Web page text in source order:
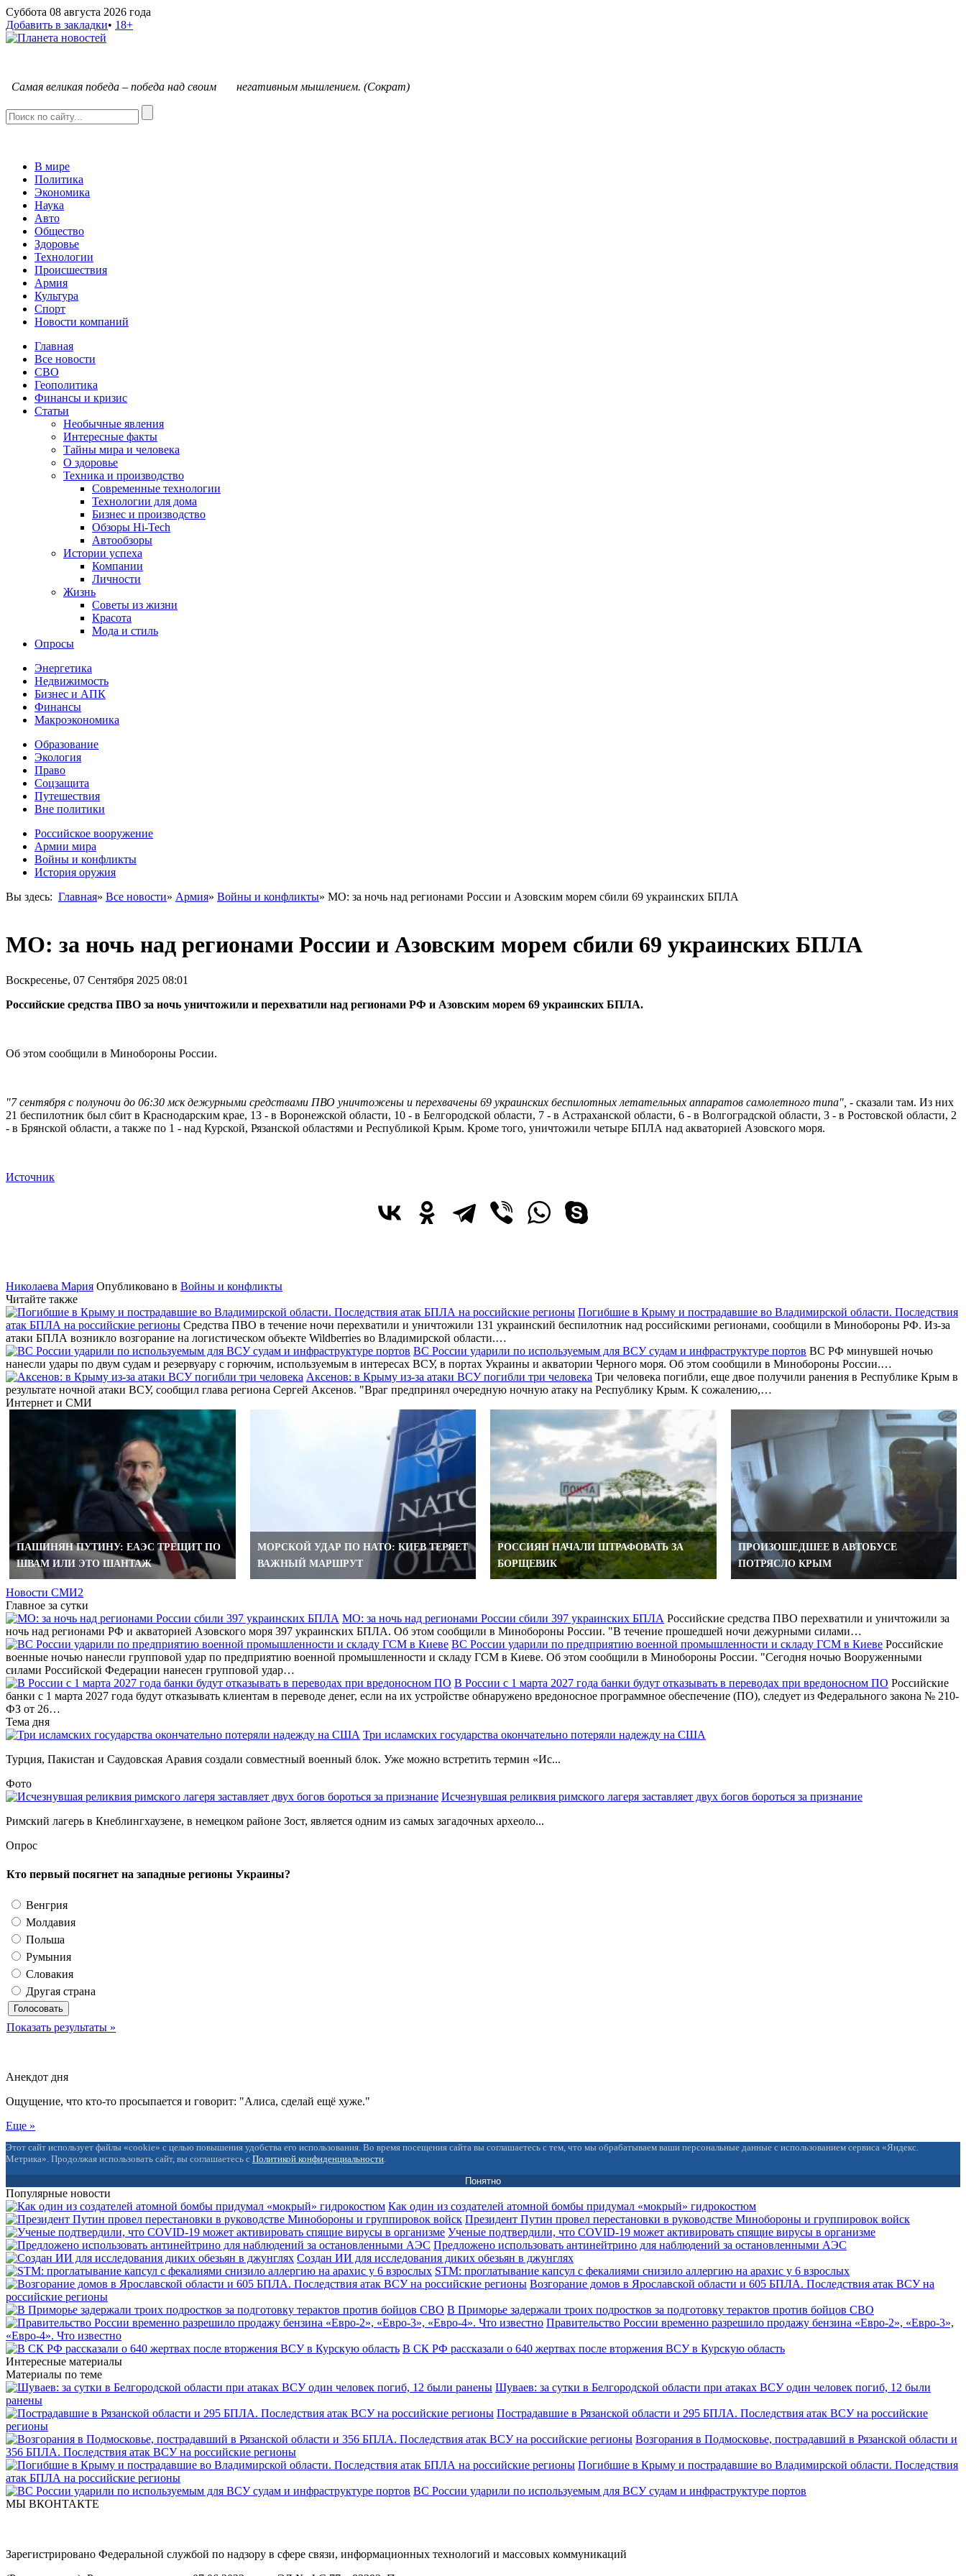
Суббота 08 августа 2026 года
Добавить в закладки• 18+
Самая великая победа – победа над своим негативным мышлением. (Сократ)
В мире
Политика
Экономика
Наука
Авто
Общество
Здоровье
Технологии
Происшествия
Армия
Культура
Спорт
Новости компаний
Главная
Все новости
СВО
Геополитика
Финансы и кризис
Статьи
Необычные явления
Интересные факты
Тайны мира и человека
О здоровье
Техника и производство
Современные технологии
Технологии для дома
Бизнес и производство
Обзоры Hi-Tech
Автообзоры
Истории успеха
Компании
Личности
Жизнь
Советы из жизни
Красота
Мода и стиль
Опросы
Энергетика
Недвижимость
Бизнес и АПК
Финансы
Макроэкономика
Образование
Экология
Право
Соцзащита
Путешествия
Вне политики
Российское вооружение
Армии мира
Войны и конфликты
История оружия
Вы здесь: Главная» Все новости» Армия» Войны и конфликты» МО: за ночь над регионами России и Азовским морем сбили 69 украинских БПЛА
МО: за ночь над регионами России и Азовским морем сбили 69 украинских БПЛА
Воскресенье, 07 Сентября 2025 08:01
Российские средства ПВО за ночь уничтожили и перехватили над регионами РФ и Азовским морем 69 украинских БПЛА.
Об этом сообщили в Минобороны России.
"7 сентября с полуночи до 06:30 мск дежурными средствами ПВО уничтожены и перехвачены 69 украинских беспилотных летательных аппаратов самолетного типа", - сказали там. Из них
21 беспилотник был сбит в Краснодарским крае, 13 - в Воронежской области, 10 - в Белгородской области, 7 - в Астраханской области, 6 - в Волгоградской области, 3 - в Ростовской области, 2
- в Брянской области, а также по 1 - над Курской, Рязанской областями и Республикой Крым. Кроме того, уничтожили четыре БПЛА над акваторией Азовского моря.
Источник
Николаева Мария Опубликовано в Войны и конфликты
Читайте также
Погибшие в Крыму и пострадавшие во Владимирской области. Последствия
атак БПЛА на российские регионы Средства ПВО в течение ночи перехватили и уничтожили 131 украинский беспилотник над российскими регионами, сообщили в Минобороны РФ. Из-за
атаки БПЛА возникло возгорание на логистическом объекте Wildberries во Владимирской области.…
ВС России ударили по используемым для ВСУ судам и инфраструктуре портов ВС РФ минувшей ночью
нанесли удары по двум судам и резервуару с горючим, используемым в интересах ВСУ, в портах Украины и акватории Черного моря. Об этом сообщили в Минобороны России.…
Аксенов: в Крыму из-за атаки ВСУ погибли три человека Три человека погибли, еще двое получили ранения в Республике Крым в
результате ночной атаки ВСУ, сообщил глава региона Сергей Аксенов. "Враг предпринял очередную ночную атаку на Республику Крым. К сожалению,…
Интернет и СМИ
ПАШИНЯН ПУТИНУ: ЕАЭС ТРЕЩИТ ПО
ШВАМ ИЛИ ЭТО ШАНТАЖ
МОРСКОЙ УДАР ПО НАТО: КИЕВ ТЕРЯЕТ
ВАЖНЫЙ МАРШРУТ
РОССИЯН НАЧАЛИ ШТРАФОВАТЬ ЗА
БОРЩЕВИК
ПРОИЗОШЕДШЕЕ В АВТОБУСЕ
ПОТРЯСЛО КРЫМ
Новости СМИ2
Главное за сутки
МО: за ночь над регионами России сбили 397 украинских БПЛА Российские средства ПВО перехватили и уничтожили за
ночь над регионами РФ и акваторией Азовского моря 397 украинских БПЛА. Об этом сообщили в Минобороны России. "В течение прошедшей ночи дежурными силами…
ВС России ударили по предприятию военной промышленности и складу ГСМ в Киеве Российские
военные ночью нанесли групповой удар по предприятию военной промышленности и складу ГСМ в Киеве. Об этом сообщили в Минобороны России. "Сегодня ночью Вооруженными
силами Российской Федерации нанесен групповой удар…
В России с 1 марта 2027 года банки будут отказывать в переводах при вредоносном ПО Российские
банки с 1 марта 2027 года будут отказывать клиентам в переводе денег, если на их устройстве обнаружено вредоносное программное обеспечение (ПО), следует из Федерального закона № 210-
ФЗ от 26…
Тема дня
Три исламских государства окончательно потеряли надежду на США
Турция, Пакистан и Саудовская Аравия создали совместный военный блок. Уже можно встретить термин «Ис...
Фото
Исчезнувшая реликвия римского лагеря заставляет двух богов бороться за признание
Римский лагерь в Кнеблингхаузене, в немецком районе Зост, является одним из самых загадочных археоло...
Опрос
Кто первый посягнет на западные регионы Украины?
Венгрия
Молдавия
Польша
Румыния
Словакия
Другая страна
Показать результаты »
Анекдот дня
Ощущение, что кто-то просыпается и говорит: "Алиса, сделай ещё хуже."
Еще »
Этот сайт использует файлы «cookie» с целью повышения удобства его использования. Во время посещения сайта вы соглашаетесь с тем, что мы обрабатываем ваши персональные данные с использованием сервиса «Яндекс.
Метрика». Продолжая использовать сайт, вы соглашаетесь с Политикой конфиденциальности.
Понятно
Популярные новости
Как один из создателей атомной бомбы придумал «мокрый» гидрокостюм
Президент Путин провел перестановки в руководстве Минобороны и группировок войск
Ученые подтвердили, что COVID-19 может активировать спящие вирусы в организме
Предложено использовать антинейтрино для наблюдений за остановленными АЭС
Создан ИИ для исследования диких обезьян в джунглях
STM: проглатывание капсул с фекалиями снизило аллергию на арахис у 6 взрослых
Возгорание домов в Ярославской области и 605 БПЛА. Последствия атак ВСУ на
российские регионы
В Приморье задержали троих подростков за подготовку терактов против бойцов СВО
Правительство России временно разрешило продажу бензина «Евро-2», «Евро-3»,
«Евро-4». Что известно
В СК РФ рассказали о 640 жертвах после вторжения ВСУ в Курскую область
Интересные материалы
Материалы по теме
Шуваев: за сутки в Белгородской области при атаках ВСУ один человек погиб, 12 были
ранены
Пострадавшие в Рязанской области и 295 БПЛА. Последствия атак ВСУ на российские
регионы
Возгорания в Подмосковье, пострадавший в Рязанской области и
356 БПЛА. Последствия атак ВСУ на российские регионы
Погибшие в Крыму и пострадавшие во Владимирской области. Последствия
атак БПЛА на российские регионы
ВС России ударили по используемым для ВСУ судам и инфраструктуре портов
МЫ ВКОНТАКТЕ
Зарегистрировано Федеральной службой по надзору в сфере связи, информационных технологий и массовых коммуникаций